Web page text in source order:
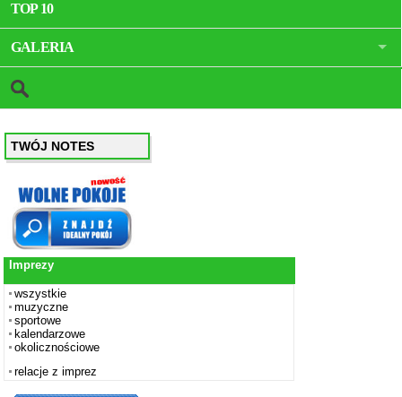
TOP 10
GALERIA
TWÓJ NOTES
Imprezy
wszystkie
muzyczne
sportowe
kalendarzowe
okolicznościowe
relacje z imprez